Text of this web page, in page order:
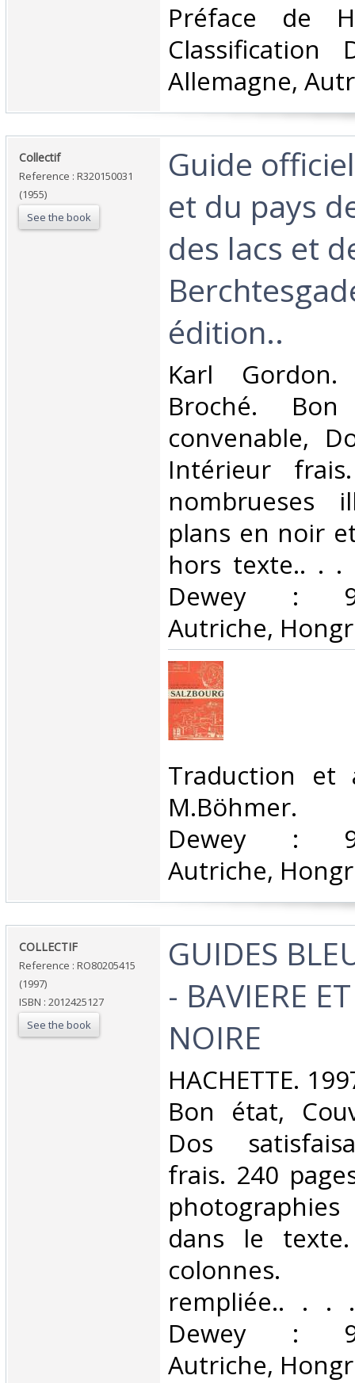
‎Préface de
Classification
Allemagne,
‎Collectif‎
Reference : R320150031
(1955)
See the book
‎Guide
et du pays
des lacs et
édition..‎
‎Karl
Broché.
convenable,
Intérieur
nombrueses
plans en noir
hors texte.. . .
Dewey :
Autriche,
‎Traduction et
M.Böhmer.
Dewey :
Autriche,
‎COLLECTIF‎
Reference : RO80205415
(1997)
ISBN : 2012425127
See the book
‎GUIDES
- BAVIERE
NOIRE‎
‎HACHETTE.
Bon état,
Dos
frais. 240
dans le
colonnes.
rempliée.. . .
Dewey :
Autriche,